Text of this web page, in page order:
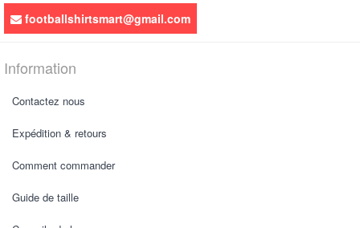
footballshirtsmart@gmail.com
Information
Contactez nous
Expédition & retours
Comment commander
Guide de taille